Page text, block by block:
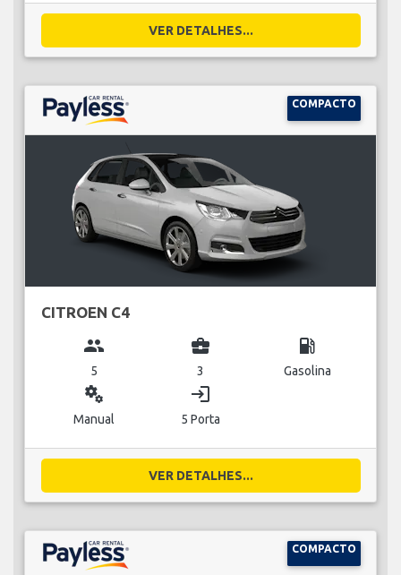
VER DETALHES...
COMPACTO
CITROEN C4
group
5
business_center
3
local_gas_station
Gasolina
miscellaneous_services
Manual
login
5 Porta
VER DETALHES...
COMPACTO